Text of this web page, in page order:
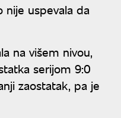
nije uspevala da
na višem nivou,
serijom 9:0
zaostatak, pa je